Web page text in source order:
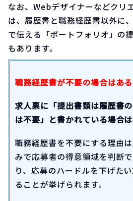
なお、Webデザイナーなどクリ
は、履歴書と職務経歴書以外に
で伝える「ポートフォリオ」の
もあります。
職務経歴書が不要の場合はある
求人票に「提出書類は履歴書
は不要」と書かれている場合は
職務経歴書を不要にする理由
みで応募者の得意領域を判断
り、応募のハードルを下げた
ることが挙げられます。